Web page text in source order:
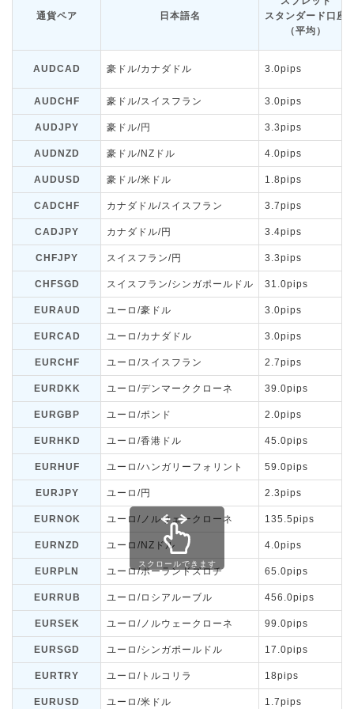
通貨ペア 日本語名
スタンダード口座
（平均）
AUDCAD 豪ドル/カナダドル 3.0pips
AUDCHF 豪ドル/スイスフラン 3.0pips
AUDJPY 豪ドル/円 3.3pips
AUDNZD 豪ドル/NZドル 4.0pips
AUDUSD 豪ドル/米ドル 1.8pips
CADCHF カナダドル/スイスフラン 3.7pips
CADJPY カナダドル/円 3.4pips
CHFJPY スイスフラン/円 3.3pips
CHFSGD スイスフラン/シンガポールドル 31.0pips
EURAUD ユーロ/豪ドル 3.0pips
EURCAD ユーロ/カナダドル 3.0pips
EURCHF ユーロ/スイスフラン 2.7pips
EURDKK ユーロ/デンマーククローネ 39.0pips
EURGBP ユーロ/ポンド 2.0pips
EURHKD ユーロ/香港ドル 45.0pips
EURHUF ユーロ/ハンガリーフォリント 59.0pips
EURJPY ユーロ/円 2.3pips
EURNOK ユーロ/ノルウェークローネ 135.5pips
EURNZD ユーロ/NZドル 4.0pips
EURPLN ユーロ/ポーランドズロチ 65.0pips
EURRUB ユーロ/ロシアルーブル 456.0pips
EURSEK ユーロ/ノルウェークローネ 99.0pips
EURSGD ユーロ/シンガポールドル 17.0pips
EURTRY ユーロ/トルコリラ 18pips
EURUSD ユーロ/米ドル 1.7pips